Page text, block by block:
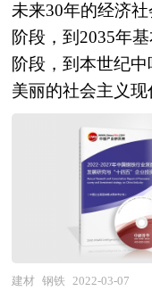
务，是企业了解各
场机会、做出正
得的精品资料。
公司领衔撰写，
要依据了国家统
国家经济信息中
关总署、全国商
心、中国行业研
信息以及维生素
资料。对我国维
标的情况、重点企
未来30年的经济
阶段，到2035年
阶段，到本世纪
美丽的社会主义
一个五年规划，“
社会发展的新征
第一个五年规划
点。本次十九届
建议单独的提出
2035年远景目标
五”规划不仅是过
建材 钢铁 2022-03-07